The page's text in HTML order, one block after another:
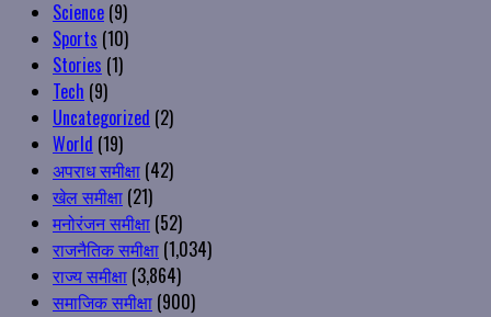
Science (9)
Sports (10)
Stories (1)
Tech (9)
Uncategorized (2)
World (19)
अपराध समीक्षा (42)
खेल समीक्षा (21)
मनोरंजन समीक्षा (52)
राजनैतिक समीक्षा (1,034)
राज्य समीक्षा (3,864)
समाजिक समीक्षा (900)